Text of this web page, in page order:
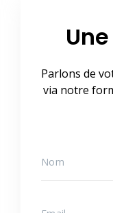
Parlons de
via notre